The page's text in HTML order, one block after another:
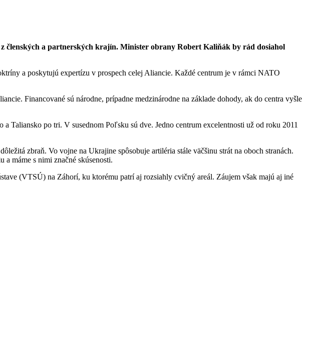
členských a partnerských krajín. Minister obrany Robert Kaliňák by rád dosiahol
a poskytujú expertízu v prospech celej Aliancie. Každé centrum je v rámci NATO
Financované sú národne, prípadne medzinárodne na základe dohody, ak do centra vyšle
po tri. V susednom Poľsku sú dve. Jedno centrum excelentnosti už od roku 2011
zbraň. Vo vojne na Ukrajine spôsobuje artiléria stále väčšinu strát na oboch stranách.
máme s nimi značné skúsenosti.
(VTSÚ) na Záhorí, ku ktorému patrí aj rozsiahly cvičný areál. Záujem však majú aj iné